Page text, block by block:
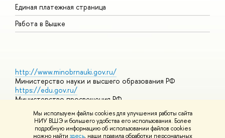
Мы используем файлы cookies для улучшения работы сайта
НИУ ВШЭ и большего удобства его использования. Более
подробную информацию об использовании файлов cookies
можно найти здесь, наши правила обработки персональных
Единая платежная страница
Работа в Вышке
http://www.minobrnauki.gov.ru/
Министерство науки и высшего образования РФ
https://edu.gov.ru/
Министерство просвещения РФ
Массовые открытые онлайн-курсы